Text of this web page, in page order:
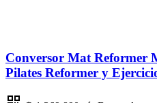
Conversor Mat Reformer
Pilates Reformer y